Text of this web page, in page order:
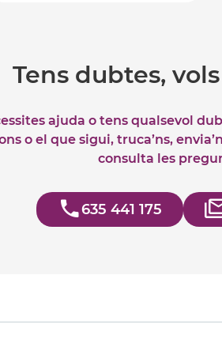
Tens dubtes,
ajuda o tens qualsevol
o el que sigui, truca’ns,
consulta les
635 441 175